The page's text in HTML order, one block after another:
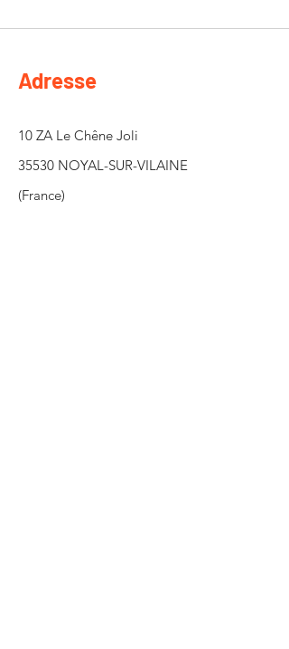
Adresse
10 ZA Le Chêne Joli
35530 NOYAL-SUR-VILAINE
(France)